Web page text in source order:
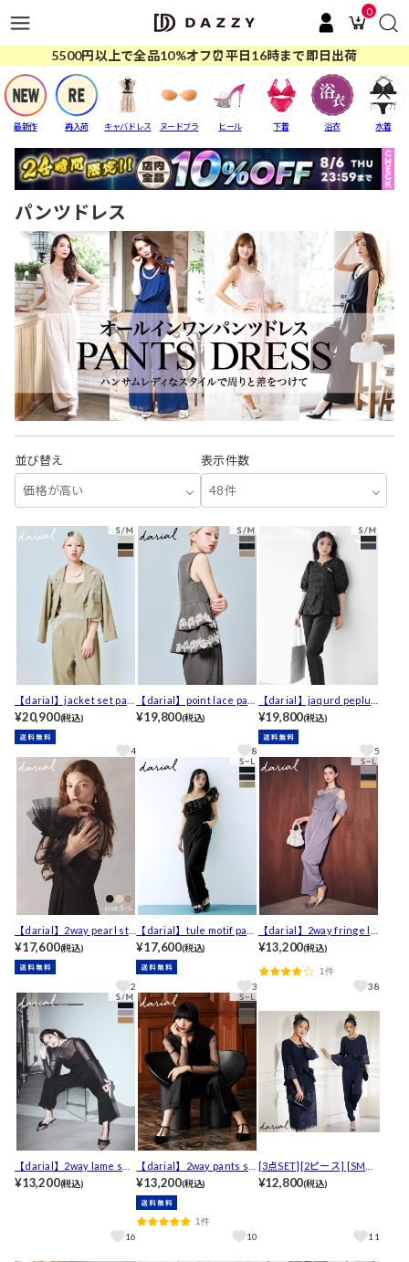
0
5500円以上で全品10%オフ⏰平日16時まで即日出荷
最新作 再入荷 キャバドレス ヌードブラ ヒール 下着 浴衣 水着
パンツドレス
並び替え
価格が高い
表示件数
48件
【darial】jacket set pan
ts dress / ジャケットセッ
トパンツドレス[SM/2サイ
ズ展開]
¥20,900(税込)
4
【darial】point lace pan
ts setup / ポイントレース
¥19,800(税込)
8
【darial】jaqurd peplum
set up / ジャガードペプラ
ムセットアップ[SM/2サイ
ズ展開]
¥19,800(税込)
5
【darial】2way pearl str
ap pants dress / 2wayパ
ールストラップパンツド
レス [SML/3サイズ展開]
¥17,600(税込)
2
【darial】tule motif pant
s dress / チュールモチー
フパンツドレス [SM/2サ
イズ展開]
¥17,600(税込)
3
【darial】2way fringe la
ce pants dress / 2wayフ
ス[SLのみ/2サイズ展開]
¥13,200(税込)
1件
38
【darial】2way lame set
up / 2wayラメセットアッ
¥13,200(税込)
16
【darial】2way pants se
t dress / 2wayパンツセッ
トドレス [SML/3サイズ展
開]
¥13,200(税込)
1件
10
[3点SET][2ピース] [SMサ
イズ]ネックパールシンプ
¥12,800(税込)
11